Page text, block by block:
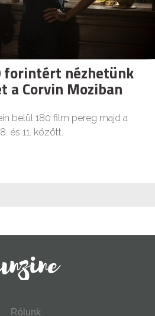
forintért nézhetünk
a Corvin Moziban
belül 180 film pereg majd a
és 11. között.
Rólunk